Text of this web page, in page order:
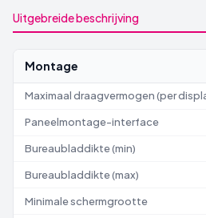
Uitgebreide beschrijving
Montage
Maximaal draagvermogen (per
Paneelmontage-interface
Bureaubladdikte (min)
Bureaubladdikte (max)
Minimale schermgrootte